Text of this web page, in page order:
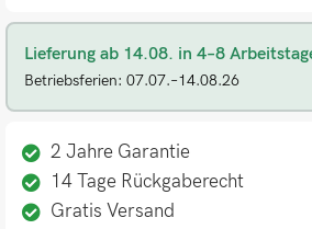
Lieferung ab 14.08. in 4–8
Betriebsferien: 07.07.–14.08.26
2 Jahre Garantie
14 Tage Rückgaberecht
Gratis Versand